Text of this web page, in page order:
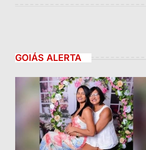
GOIÁS ALERTA